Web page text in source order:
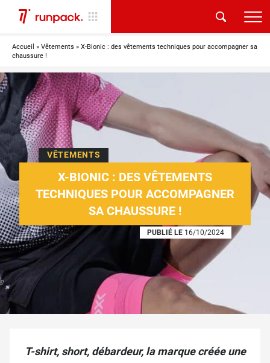
Accueil » Vêtements » X-Bionic : des vêtements techniques pour accompagner sa
chaussure !
VÊTEMENTS
X-BIONIC : DES VÊTEMENTS
TECHNIQUES POUR ACCOMPAGNER
SA CHAUSSURE !
PUBLIÉ LE 16/10/2024
T-shirt, short, débardeur, la marque créée une